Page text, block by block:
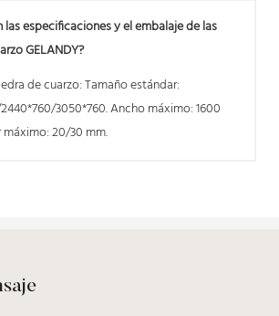
las especificaciones y el embalaje de las
GELANDY?
de cuarzo: Tamaño estándar:
3050*760. Ancho máximo: 1600
máximo: 20/30 mm.